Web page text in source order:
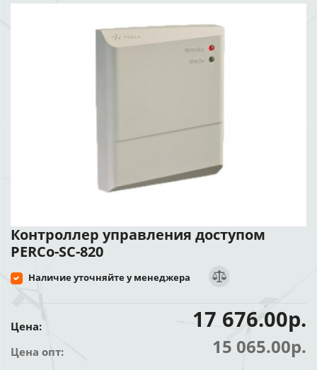
Контроллер управления доступом
PERCo-SC-820
Наличие уточняйте у менеджера
Цена: 17 676.00р.
Цена опт: 15 065.00р.